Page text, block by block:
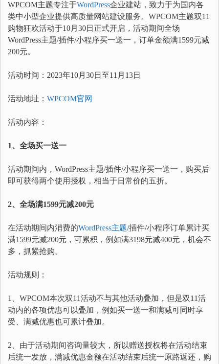
WPCOM主题专注于WordPress企业建站，致力于为国内各
类中小型企业提供高质量网站建设服务。WPCOM主题双11
购物狂欢活动于10月30日正式开启，活动期间全场
WordPress主题/插件/小程序买一送一，订单金额满1599元减
200元。
活动时间：2023年10月30日至11月13日
活动地址： WPCOM官网
活动内容：
1、全场买一送一
活动期间内，WordPress主题/插件/小程序买一送一，购买后
即可获得两个使用授权，相当于日常价的五折。
2、全场满1599元减200元
在活动期间内消费的WordPress主题/插件/小程序订单累计买
满1599元减200元，可累积，例如满3198元减400元，机会不
多，抓紧抢购。
活动规则：
1、WPCOM本次双11活动不与其他活动叠加，但是双11活
动内的各项优惠可以叠加，例如买一送一和满减可同时享
受、满减优惠也可累计叠加。
2、由于活动期间咨询量较大，所以赠送授权将在活动结束
后统一发放，满减优惠金额在活动结束后统一原路返还，购